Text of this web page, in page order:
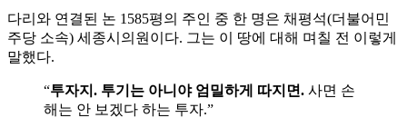
다리와 연결된 논 1585평의 주인 중 한 명은 채평석(더불어민
주당 소속) 세종시의원이다. 그는 이 땅에 대해 며칠 전 이렇게
말했다.
“투자지. 투기는 아니야 엄밀하게 따지면. 사면 손
해는 안 보겠다 하는 투자.”